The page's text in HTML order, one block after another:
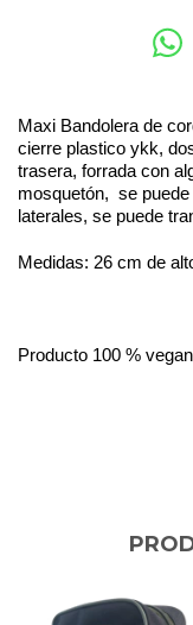
Maxi Bandolera de
cierre plastico ykk,
trasera, forrada con
mosquetón, se
laterales, se puede
Medidas: 26 cm de
Producto 100 %